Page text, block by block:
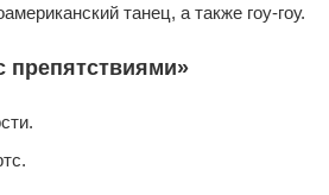
танец, а также гоу-гоу.
препятствиями»